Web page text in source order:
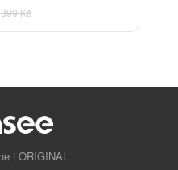
399 Kč
| ORIGINAL